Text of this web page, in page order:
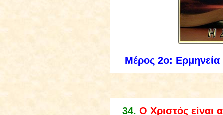
Μέρος 2ο: Ερμηνεία
34. Ο Χριστός είναι